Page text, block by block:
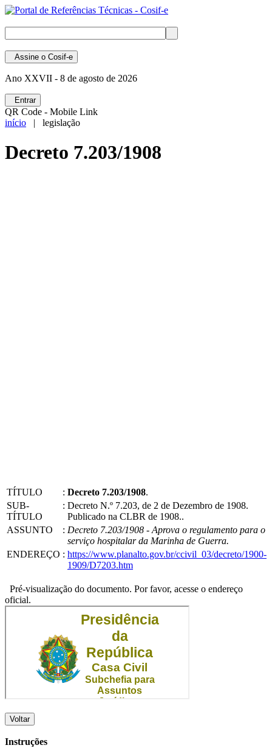
Assine o Cosif-e
Ano XXVII - 8 de agosto de 2026
Entrar
QR Code - Mobile Link
início | legislação
Decreto 7.203/1908
TÍTULO : Decreto 7.203/1908.
SUB-
TÍTULO
: Decreto N.º 7.203, de 2 de Dezembro de 1908.
Publicado na CLBR de 1908..
ASSUNTO
: Decreto 7.203/1908 - Aprova o regulamento para o
serviço hospitalar da Marinha de Guerra.
ENDEREÇO : https://www.planalto.gov.br/ccivil_03/decreto/1900-
1909/D7203.htm
Pré-visualização do documento. Por favor, acesse o endereço
oficial.
Voltar
Instruções